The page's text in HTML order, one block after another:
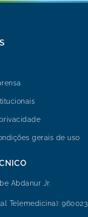
gerais de uso
Abdanur Jr.
Telemedicina): 960023